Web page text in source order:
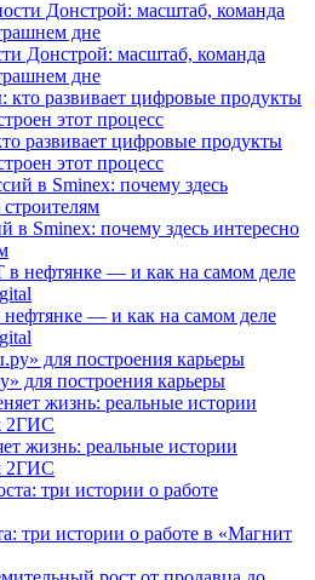
Донстрой: масштаб, команда
дне
развивает цифровые продукты
этот процесс
в Sminex: почему здесь интересно
— и как на самом деле
для построения карьеры
жизнь: реальные истории
2ГИС
три истории о работе в «Магнит